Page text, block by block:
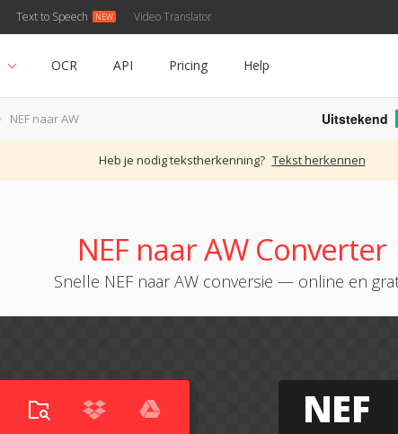
Text to Speech Video Translator
OCR API Pricing Help
NEF naar AW Uitstekend
Heb je nodig tekstherkenning? Tekst herkennen
NEF naar AW Converter
Snelle NEF naar AW conversie — online en
NEF